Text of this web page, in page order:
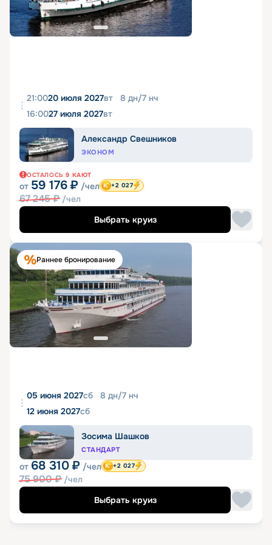
21:0020 июля 2027вт 8 дн/7 нч
16:0027 июля 2027вт
Александр Свешников
ЭКОНОМ
ОСТАЛОСЬ 9 КАЮТ
от 59 176 ₽ /чел
67 245₽ /чел
+2 027
Выбрать круиз
Раннее бронирование
05 июня 2027сб 8 дн/7 нч
12 июня 2027сб
Зосима Шашков
СТАНДАРТ
от 68 310 ₽ /чел
75 900₽ /чел
+2 027
Выбрать круиз